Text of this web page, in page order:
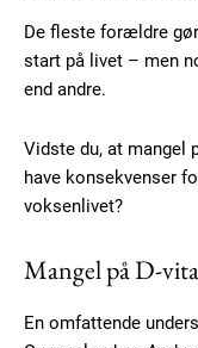
De fleste forældre
start på livet – men
end andre.
Vidste du, at mangel
have konsekvenser
voksenlivet?
Mangel på D-
En omfattende